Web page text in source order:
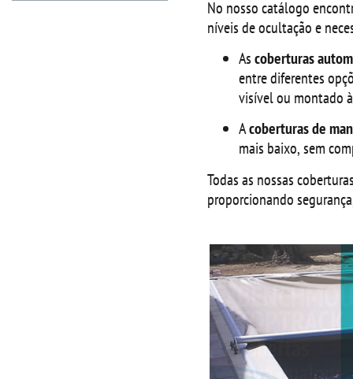
No nosso catálogo
níveis de ocultação e
Ascoberturas
entre diferentes
visível ou montado
Acoberturas de
mais baixo, sem
Todas as nossas
proporcionando